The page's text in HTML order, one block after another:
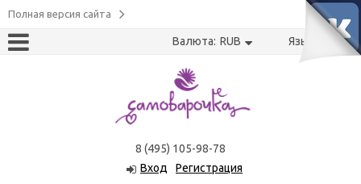
Полная версия сайта
Валюта: RUB Язык: USRU
8 (495) 105-98-78
Вход
Регистрация